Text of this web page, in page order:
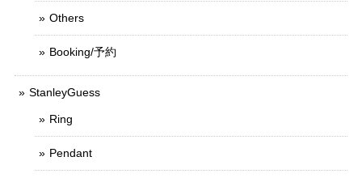
Others
Booking/予約
StanleyGuess
Ring
Pendant